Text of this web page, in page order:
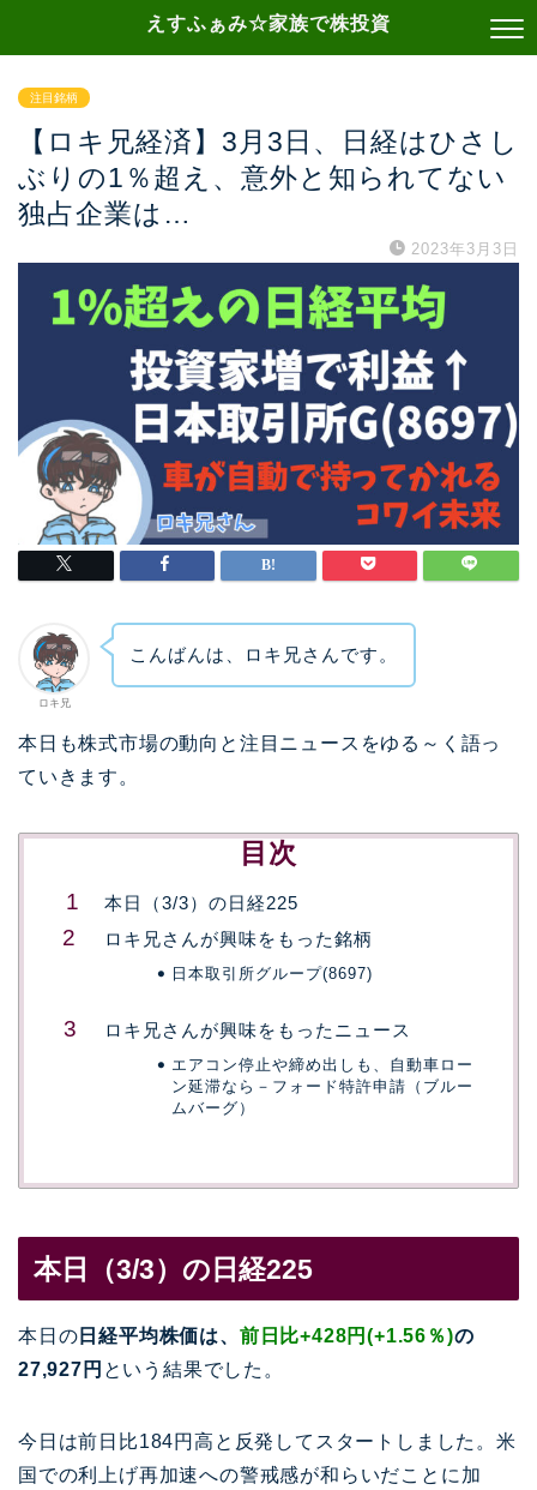
えすふぁみ☆家族で株投資
注目銘柄
【ロキ兄経済】3月3日、日経はひさし
ぶりの1％超え、意外と知られてない
独占企業は…
2023年3月3日
ロキ兄
こんばんは、ロキ兄さんです。
本日も株式市場の動向と注目ニュースをゆる～く語っ
ていきます。
目次
本日（3/3）の日経225
ロキ兄さんが興味をもった銘柄
日本取引所グループ(8697)
ロキ兄さんが興味をもったニュース
エアコン停止や締め出しも、自動車ロー
ン延滞なら－フォード特許申請（ブルー
ムバーグ）
本日（3/3）の日経225
本日の 日経平均株価は、 前日比+428円(+1.56％)の
27,927円 という結果でした。
今日は前日比184円高と反発してスタートしました。米
国での利上げ再加速への警戒感が和らいだことに加